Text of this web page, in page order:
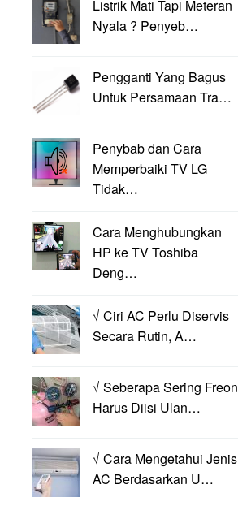
Listrik Mati Tapi Meteran
Nyala ? Penyeb…
Pengganti Yang Bagus
Untuk Persamaan Tra…
Penybab dan Cara
Memperbaiki TV LG
Tidak…
Cara Menghubungkan
HP ke TV Toshiba
Deng…
√ Ciri AC Perlu Diservis
Secara Rutin, A…
√ Seberapa Sering Freon
Harus Diisi Ulan…
√ Cara Mengetahui Jenis
AC Berdasarkan U…